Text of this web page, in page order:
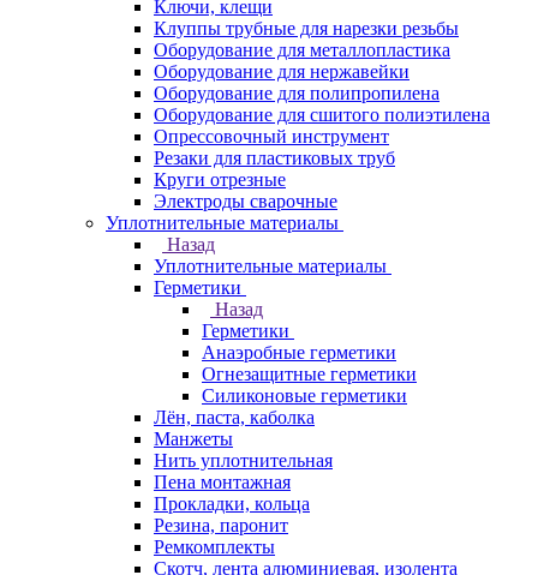
Ключи, клещи
Клуппы трубные для нарезки резьбы
Оборудование для металлопластика
Оборудование для нержавейки
Оборудование для полипропилена
Оборудование для сшитого полиэтилена
Опрессовочный инструмент
Резаки для пластиковых труб
Круги отрезные
Электроды сварочные
Уплотнительные материалы
Назад
Уплотнительные материалы
Герметики
Назад
Герметики
Анаэробные герметики
Огнезащитные герметики
Силиконовые герметики
Лён, паста, каболка
Манжеты
Нить уплотнительная
Пена монтажная
Прокладки, кольца
Резина, паронит
Ремкомплекты
Скотч, лента алюминиевая, изолента